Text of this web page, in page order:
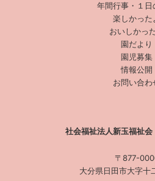
年間行事・１日
楽しかった
おいしかっ
園だより
園児募集
情報公開
お問い合わ
社会福祉法人新玉福祉
〒877-
大分県日田市大字